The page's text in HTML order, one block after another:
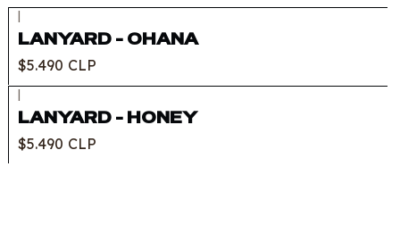
Agotado
|
LANYARD - OHANA
$5.490 CLP
|
LANYARD - HONEY
$5.490 CLP